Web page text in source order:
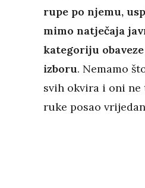
rupe po njemu,
mimo natječaja
kategoriju
izboru. Nemamo
svih okvira i oni
ruke posao